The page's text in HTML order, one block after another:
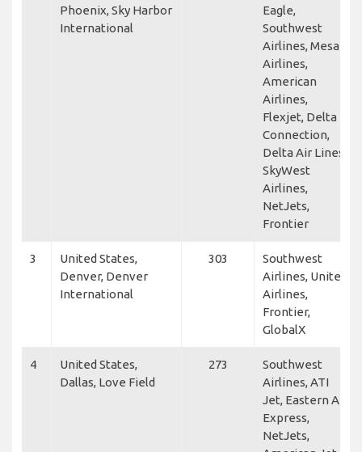
Phoenix, Sky Harbor
International
Eagle,
Southwest
Airlines, Mesa
Airlines,
American
Airlines,
Flexjet, Delta
Connection,
Delta Air Lines,
SkyWest
Airlines,
NetJets,
Frontier
3
United States,
Denver, Denver
International
303
Southwest
Airlines, United
Airlines,
Frontier,
GlobalX
4
United States,
Dallas, Love Field
273
Southwest
Airlines, ATI
Jet, Eastern Air
Express,
NetJets,